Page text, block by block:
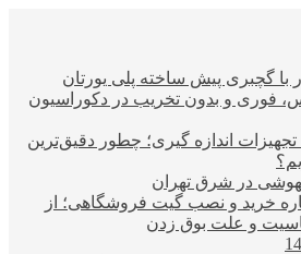
با گچبری پیش ساخته پلی یورتان
فوری و بدون تخریب در دکوراسیون
اندازه گیری؛ چطور دقیق‌ترین
در شرق تهران
خرید و نصب گیت فروشگاهی؛ از
و علت بوق زدن